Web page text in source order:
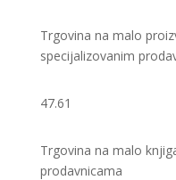
Trgovina na malo
specijalizovanim
47.61
Trgovina na malo
prodavnicama